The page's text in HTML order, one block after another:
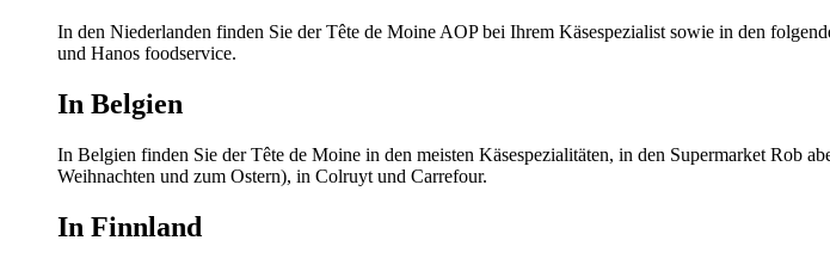
In den Niederlanden finden Sie der Tête de Moine AOP bei Ihrem Käsespezialist sowie in den
und Hanos foodservice.
In Belgien
In Belgien finden Sie der Tête de Moine in den meisten Käsespezialitäten, in den Supermarket Rob
Weihnachten und zum Ostern), in Colruyt und Carrefour.
In Finnland